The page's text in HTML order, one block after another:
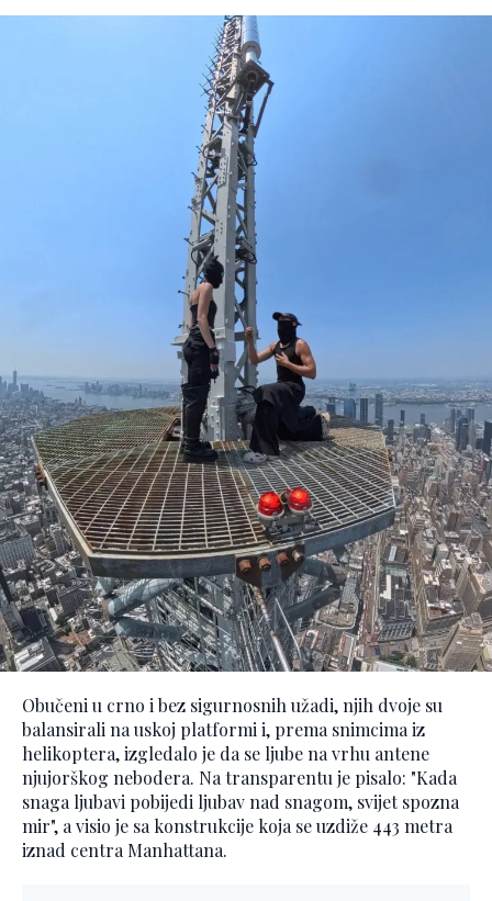
Obučeni u crno i bez sigurnosnih užadi, njih dvoje su
balansirali na uskoj platformi i, prema snimcima iz
helikoptera, izgledalo je da se ljube na vrhu antene
njujorškog nebodera. Na transparentu je pisalo: "Kada
snaga ljubavi pobijedi ljubav nad snagom, svijet spozna
mir", a visio je sa konstrukcije koja se uzdiže 443 metra
iznad centra Manhattana.